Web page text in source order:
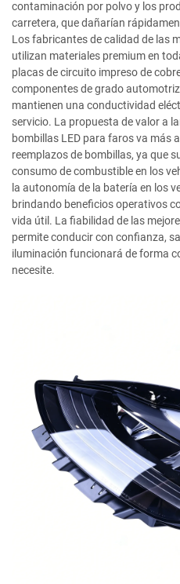
contaminación por polvo y los
carretera, que dañarían
Los fabricantes de calidad de las
utilizan materiales premium en
placas de circuito impreso de
componentes de grado
mantienen una conductividad
servicio. La propuesta de valor a
bombillas LED para faros va más
reemplazos de bombillas, ya que
consumo de combustible en los
la autonomía de la batería en los
brindando beneficios operativos
vida útil. La fiabilidad de las
permite conducir con confianza,
iluminación funcionará de forma
necesite.